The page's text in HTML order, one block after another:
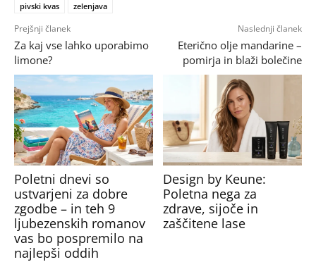
pivski kvas
zelenjava
Prejšnji članek
Za kaj vse lahko uporabimo
limone?
Naslednji članek
Eterično olje mandarine –
pomirja in blaži bolečine
Poletni dnevi so
ustvarjeni za dobre
zgodbe – in teh 9
ljubezenskih romanov
vas bo pospremilo na
najlepši oddih
Design by Keune:
Poletna nega za
zdrave, sijoče in
zaščitene lase